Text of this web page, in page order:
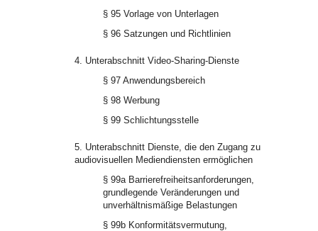
§ 95 Vorlage von Unterlagen
§ 96 Satzungen und Richtlinien
4. Unterabschnitt Video-Sharing-Dienste
§ 97 Anwendungsbereich
§ 98 Werbung
§ 99 Schlichtungsstelle
5. Unterabschnitt Dienste, die den Zugang zu
audiovisuellen Mediendiensten ermöglichen
§ 99a Barrierefreiheitsanforderungen,
grundlegende Veränderungen und
unverhältnismäßige Belastungen
§ 99b Konformitätsvermutung,